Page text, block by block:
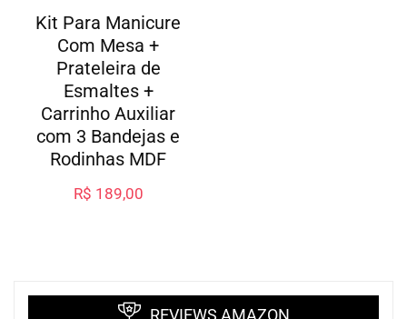
Kit Para Manicure
Com Mesa +
Prateleira de
Esmaltes +
Carrinho Auxiliar
com 3 Bandejas e
Rodinhas MDF
R$ 189,00
REVIEWS AMAZON